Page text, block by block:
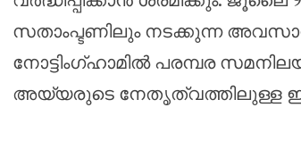
സതാംപ്ടണിലും നടക്കുന്ന
നോട്ടിംഗ്ഹാമിൽ പരമ്പര
അയ്യരുടെ നേതൃത്വത്തിലുള്ള